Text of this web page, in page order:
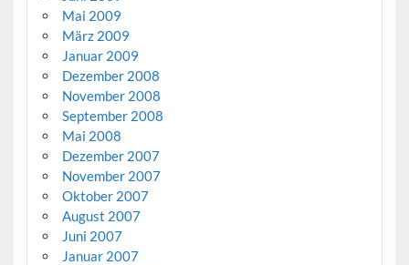
Mai 2009
März 2009
Januar 2009
Dezember 2008
November 2008
September 2008
Mai 2008
Dezember 2007
November 2007
Oktober 2007
August 2007
Juni 2007
Januar 2007